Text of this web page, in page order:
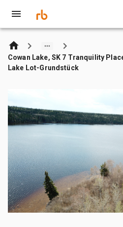
Cowan Lake, SK 7 Tranquility
Lake Lot-Grundstück